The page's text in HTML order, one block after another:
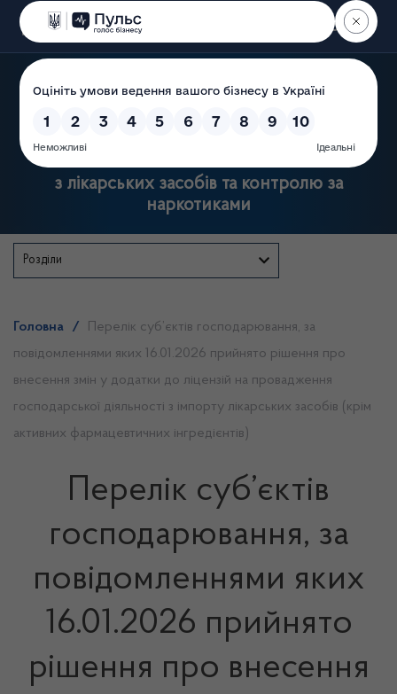
Пошук
Державна служба України
з лікарських засобів та контролю за
наркотиками
Розділи
Головна /
Перелік суб’єктів господарювання, за
повідомленнями яких 16.01.2026 прийнято рішення про
внесення змін у додатки до ліцензій на провадження
господарської діяльності з імпорту лікарських засобів (крім
активних фармацевтичних інгредієнтів)
Перелік суб’єктів
господарювання, за
повідомленнями яких
16.01.2026 прийнято
рішення про внесення